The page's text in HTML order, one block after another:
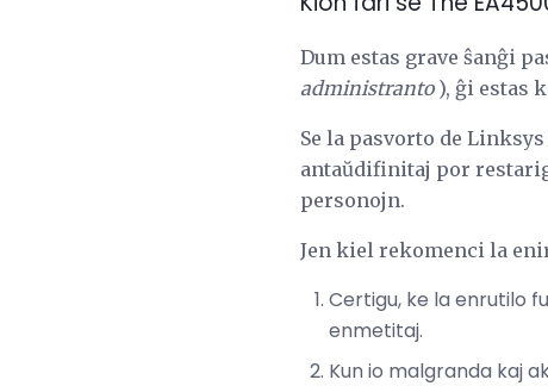
Dum estas grave ŝanĝi
administranto), ĝi estas
Se la pasvorto de
antaŭdifinitaj por
personojn.
Jen kiel rekomenci la
Certigu, ke la enrutilo
enmetitaj.
Kun io malgranda kaj